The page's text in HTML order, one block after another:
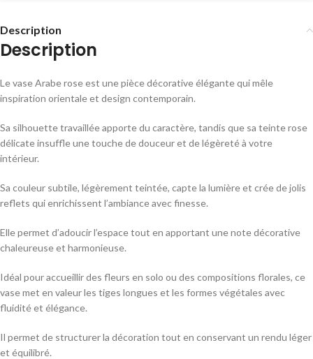
Description
Description
Le vase Arabe rose est une pièce décorative élégante qui mêle
inspiration orientale et design contemporain.
Sa silhouette travaillée apporte du caractère, tandis que sa teinte rose
délicate insuffle une touche de douceur et de légèreté à votre
intérieur.
Sa couleur subtile, légèrement teintée, capte la lumière et crée de jolis
reflets qui enrichissent l’ambiance avec finesse.
Elle permet d’adoucir l’espace tout en apportant une note décorative
chaleureuse et harmonieuse.
Idéal pour accueillir des fleurs en solo ou des compositions florales, ce
vase met en valeur les tiges longues et les formes végétales avec
fluidité et élégance.
Il permet de structurer la décoration tout en conservant un rendu léger
et équilibré.